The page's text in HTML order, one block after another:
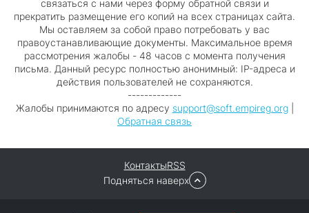
связаться с нами через форму обратной связи и
прекратить размещение его копий на всех страницах сайта.
Мы оставляем за собой право потребовать у вас
правоустанавливающие документы. Максимальное время
рассмотрения жалобы - 48 часов с момента получения
письма. Данный ресурс полностью анонимный: IP-адреса и
действия пользователей не сохраняются.
-------------
Жалобы принимаются по адресу support@soft.empireg.org|
Обратная связь
КонтактыRSS
Подняться наверх